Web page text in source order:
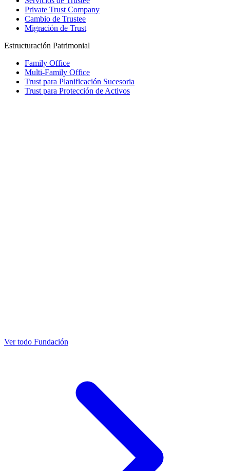
Private Trust Company
Cambio de Trustee
Migración de Trust
Estructuración Patrimonial
Family Office
Multi-Family Office
Trust para Planificación Sucesoria
Trust para Protección de Activos
Ver todo Fundación